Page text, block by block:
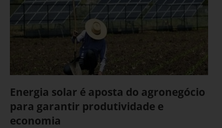
Energia solar é aposta do agronegócio
para garantir produtividade e
economia